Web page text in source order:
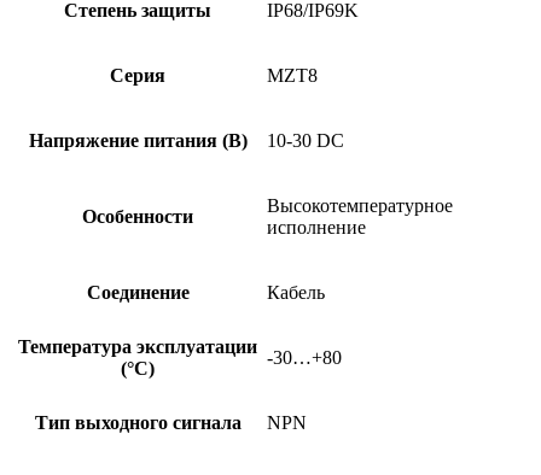
Степень защиты IP68/IP69K
Серия MZT8
Напряжение питания (В) 10-30 DC
Особенности
Высокотемпературное
исполнение
Соединение Кабель
Температура эксплуатации
(°C)
-30…+80
Тип выходного сигнала NPN